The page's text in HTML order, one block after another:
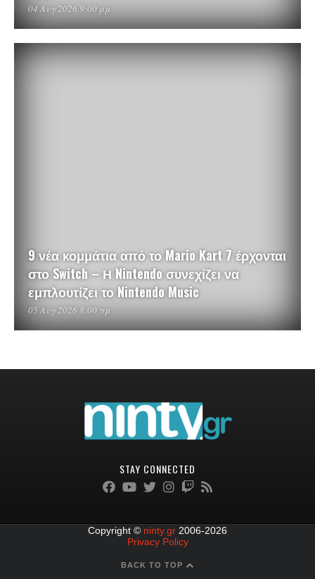
04 Αυγ 2026 9:00 μμ
9 νέα κομμάτια από το Mario Kart 7 έρχονται
στο Switch – Η Nintendo συνεχίζει να
εμπλουτίζει το Nintendo Music
05 Αυγ 2026 8:00 πμ
STAY CONNECTED
Copyright © ninty.gr 2006-2026
Privacy Policy
BACK TO TOP